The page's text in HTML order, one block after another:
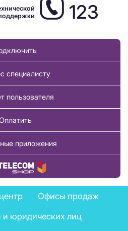
123
специалисту
пользователя
приложения
товар
Офисы продаж
юридических лиц